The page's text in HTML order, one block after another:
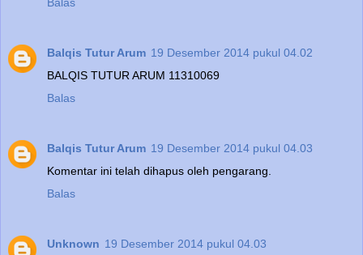
Balas
Balqis Tutur Arum 19 Desember 2014 pukul 04.02
BALQIS TUTUR ARUM 11310069
Balas
Balqis Tutur Arum 19 Desember 2014 pukul 04.03
Komentar ini telah dihapus oleh pengarang.
Balas
Unknown 19 Desember 2014 pukul 04.03